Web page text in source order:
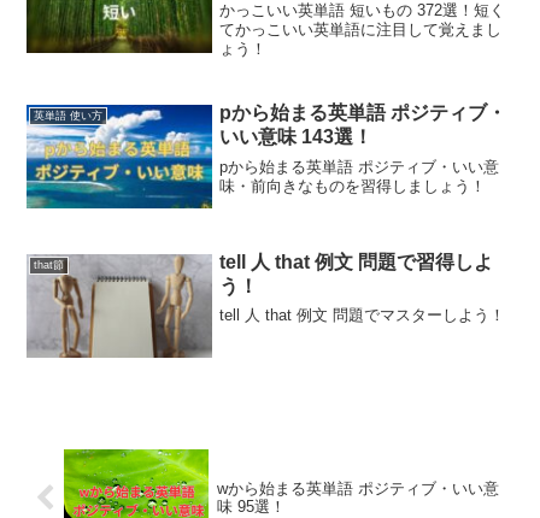
かっこいい英単語 短いもの 372選！短く
てかっこいい英単語に注目して覚えまし
ょう！
英単語 使い方
pから始まる英単語 ポジティブ・
いい意味 143選！
pから始まる英単語 ポジティブ・いい意
味・前向きなものを習得しましょう！
that節
tell 人 that 例文 問題で習得しよ
う！
tell 人 that 例文 問題でマスターしよう！
wから始まる英単語 ポジティブ・いい意
味 95選！